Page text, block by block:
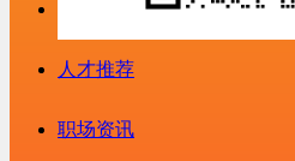
人才推荐
职场资讯